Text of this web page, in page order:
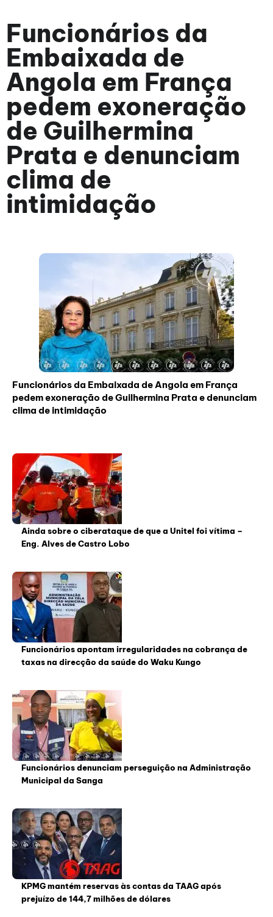
Funcionários da
Embaixada de
Angola em França
pedem exoneração
de Guilhermina
Prata e denunciam
clima de
intimidação
Funcionários da Embaixada de Angola em França
pedem exoneração de Guilhermina Prata e denunciam
clima de intimidação
Ainda sobre o ciberataque de que a Unitel foi vítima –
Eng. Alves de Castro Lobo
Funcionários apontam irregularidades na cobrança de
taxas na direcção da saúde do Waku Kungo
Funcionários denunciam perseguição na Administração
Municipal da Sanga
KPMG mantém reservas às contas da TAAG após
prejuízo de 144,7 milhões de dólares